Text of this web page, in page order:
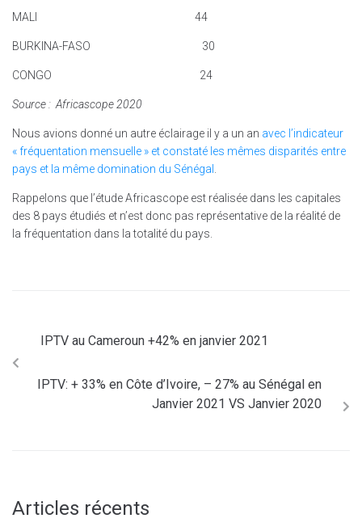
MALI 44
BURKINA-FASO 30
CONGO 24
Source : Africascope 2020
Nous avions donné un autre éclairage il y a un an avec l’indicateur
« fréquentation mensuelle » et constaté les mêmes disparités entre
pays et la même domination du Sénégal
Rappelons que l’étude Africascope est réalisée dans les capitales
des 8 pays étudiés et n’est donc pas représentative de la réalité de
la fréquentation dans la totalité du pays.
IPTV au Cameroun +42% en janvier 2021
IPTV: + 33% en Côte d’Ivoire, – 27% au Sénégal en
Janvier 2021 VS Janvier 2020
Articles récents